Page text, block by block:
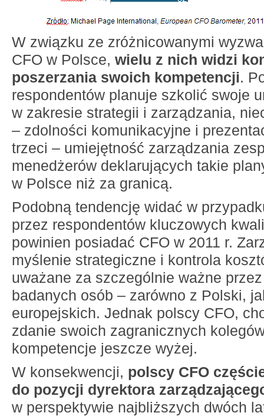
W związku ze zróżnicowanymi
CFO w Polsce, wielu z nich widzi
poszerzania swoich kompetencji.
respondentów planuje szkolić swoje
w zakresie strategii i zarządzania,
– zdolności komunikacyjne i
trzeci – umiejętność zarządzania
menedżerów deklarujących takie
w Polsce niż za granicą.
Podobną tendencję widać w
przez respondentów kluczowych
powinien posiadać CFO w 2011 r.
myślenie strategiczne i kontrola
uważane za szczególnie ważne
badanych osób – zarówno z Polski,
europejskich. Jednak polscy CFO,
zdanie swoich zagranicznych
kompetencje jeszcze wyżej.
W konsekwencji, polscy CFO
do pozycji dyrektora
w perspektywie najbliższych dwóch